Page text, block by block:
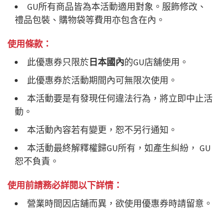
GU所有商品皆為本活動適用對象。服飾修改、
禮品包裝、購物袋等費用亦包含在內。
使用條款：
此優惠券只限於 日本國內的GU店舖使用。
此優惠券於活動期間內可無限次使用。
本活動要是有發現任何違法行為，將立即中止活
動。
本活動內容若有變更，恕不另行通知。
本活動最終解釋權歸GU所有，如產生糾紛， GU
恕不負責。
使用前請務必詳閱以下詳情：
營業時間因店舖而異，欲使用優惠券時請留意。